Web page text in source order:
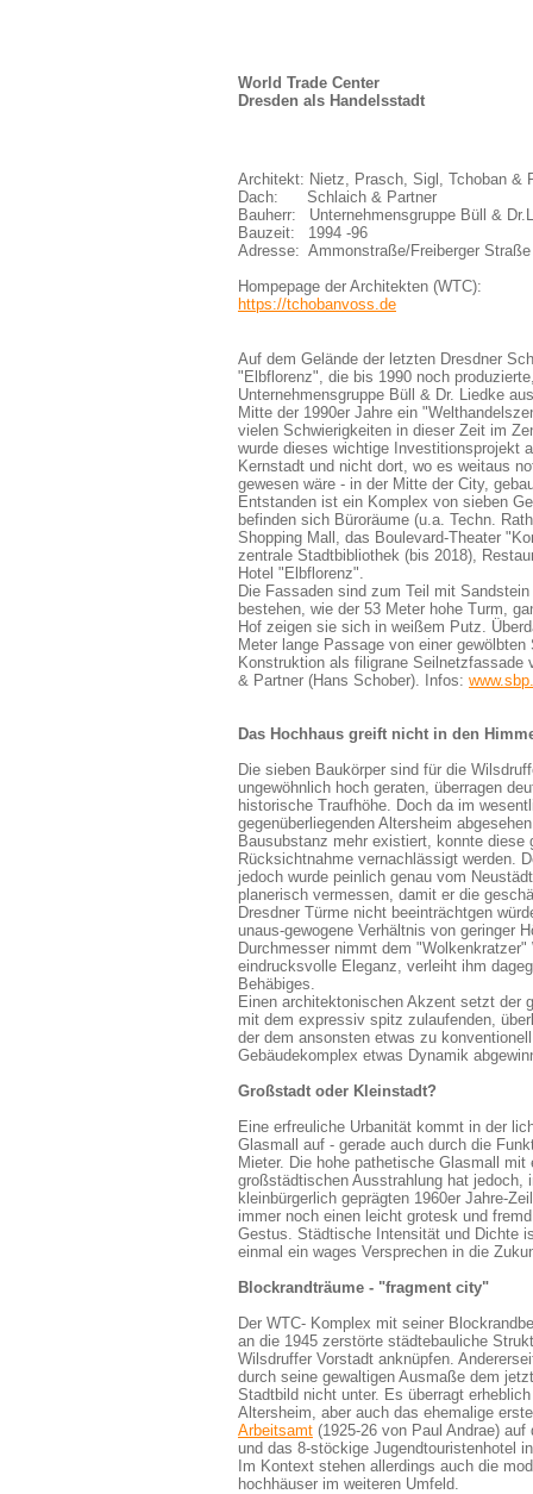
World Trade Center
Dresden als Handelsstadt
Architekt: Nietz, Prasch, Sigl, Tchoban &
Dach: Schlaich & Partner
Bauherr:
Unternehmensgruppe Büll &
Bauzeit:
1994 -96
Adresse: Ammonstraße/Freiberger Straße
Hompepage der Architekten (WTC):
https://tchobanvoss.de
Auf dem Gelände der letzten Dresdner
"Elbflorenz", die bis 1990 noch
Unternehmensgruppe Büll & Dr. Liedke
Mitte der 1990er Jahre ein
vielen Schwierigkeiten in dieser Zeit im
wurde dieses wichtige Investitionsprojekt
Kernstadt und nicht dort, wo es weitaus
gewesen wäre - in der Mitte der City,
Entstanden ist ein Komplex von sieben
befinden sich Büroräume (u.a. Techn.
Shopping Mall, das Boulevard-Theater
zentrale Stadtbibliothek (bis 2018),
Hotel "Elbflorenz".
Die Fassaden sind zum Teil mit
bestehen, wie der 53 Meter hohe Turm,
Hof zeigen sie sich in weißem Putz.
Meter lange Passage von einer gewölbten
Konstruktion als filigrane Seilnetzfassade
& Partner (Hans Schober). Infos:
Das Hochhaus greift nicht in den
Die sieben Baukörper sind für die
ungewöhnlich hoch geraten, überragen
historische Traufhöhe. Doch da im
gegenüberliegenden Altersheim
Bausubstanz mehr existiert, konnte diese
Rücksichtnahme vernachlässigt werden.
jedoch wurde peinlich genau vom
planerisch vermessen, damit er die
Dresdner Türme nicht beeinträchtgen
unaus-gewogene Verhältnis von geringer
Durchmesser nimmt dem "Wolkenkratzer"
eindrucksvolle Eleganz, verleiht ihm
Behäbiges.
Einen architektonischen Akzent setzt der
mit dem expressiv spitz zulaufenden,
der dem ansonsten etwas zu
Gebäudekomplex etwas Dynamik
Großstadt oder Kleinstadt?
Eine erfreuliche Urbanität kommt in der
Glasmall auf - gerade auch durch die
Mieter. Die hohe pathetische Glasmall mit
großstädtischen Ausstrahlung hat jedoch,
kleinbürgerlich geprägten 1960er Jahre-
immer noch einen leicht grotesk und
Gestus. Städtische Intensität und Dichte
einmal ein wages Versprechen in die
Blockrandträume - "fragment city"
Der WTC- Komplex mit seiner
an die 1945 zerstörte städtebauliche
Wilsdruffer Vorstadt anknüpfen.
durch seine gewaltigen Ausmaße dem
Stadtbild nicht unter. Es überragt
Altersheim, aber auch das ehemalige
Arbeitsamt (1925-26 von Paul Andrae) auf
und das 8-stöckige Jugendtouristenhotel
Im Kontext stehen allerdings auch die
hochhäuser im weiteren Umfeld.